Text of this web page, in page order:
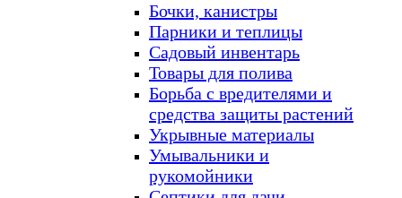
Бочки, канистры
Парники и теплицы
Садовый инвентарь
Товары для полива
Борьба с вредителями и
средства защиты растений
Укрывные материалы
Умывальники и
рукомойники